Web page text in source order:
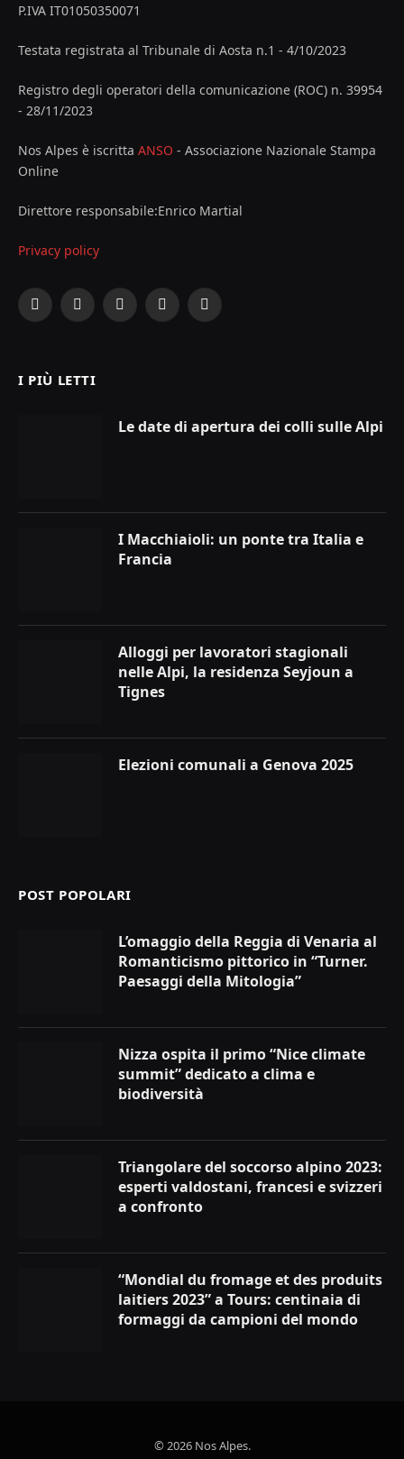
P.IVA IT01050350071
Testata registrata al Tribunale di Aosta n.1 - 4/10/2023
Registro degli operatori della comunicazione (ROC) n. 39954
- 28/11/2023
Nos Alpes è iscritta ANSO - Associazione Nazionale Stampa
Online
Direttore responsabile:Enrico Martial
Privacy policy
Facebook
X
InstagramYouTubeLinkedIn
I PIÙ LETTI
Le date di apertura dei colli sulle Alpi
I Macchiaioli: un ponte tra Italia e
Francia
Alloggi per lavoratori stagionali
nelle Alpi, la residenza Seyjoun a
Tignes
Elezioni comunali a Genova 2025
POST POPOLARI
L’omaggio della Reggia di Venaria al
Romanticismo pittorico in “Turner.
Paesaggi della Mitologia”
Nizza ospita il primo “Nice climate
summit” dedicato a clima e
biodiversità
Triangolare del soccorso alpino 2023:
esperti valdostani, francesi e svizzeri
a confronto
“Mondial du fromage et des produits
laitiers 2023” a Tours: centinaia di
formaggi da campioni del mondo
© 2026 Nos Alpes.